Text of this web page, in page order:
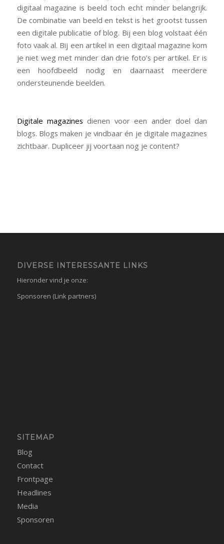
digitaal magazine is beeld toch echt minder belangrijk.
De combinatie van beeld en tekst is het grootst tussen
een digitale publicatie of blog. Bij een blog volstaat één
foto vaak al. Bij een artikel in een digitaal magazine kom
je niet weg met minder dan drie foto’s per artikel. Er is
een hoofdbeeld nodig en daarnaast meerdere
ondersteunende beelden.
Digitale magazines dienen voor een ander doel dan
blogs. Blogs maken je vindbaar én je digitale magazines
zichtbaar. Dupliceer jij voortaan nog je content?
DIVERSE INTERESSANTE LINKS
Hieronder vind je onze:
Sponsoren (Link partners)
SITEMAP
Blog
Contact
Frontpage
Headlines
Media
Sponsoren